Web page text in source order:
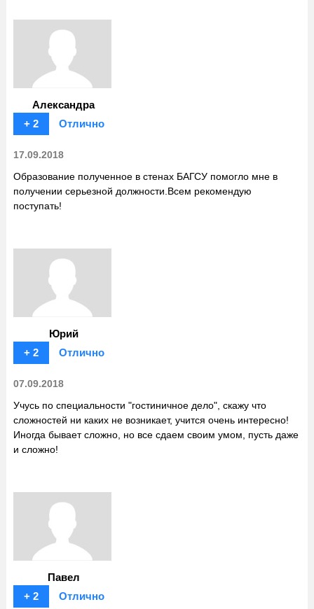
Александра
+ 2
Отлично
17.09.2018
Образование полученное в стенах БАГСУ помогло мне в
получении серьезной должности.Всем рекомендую
поступать!
Юрий
+ 2
Отлично
07.09.2018
Учусь по специальности "гостиничное дело", скажу что
сложностей ни каких не возникает, учится очень интересно!
Иногда бывает сложно, но все сдаем своим умом, пусть даже
и сложно!
Павел
+ 2
Отлично